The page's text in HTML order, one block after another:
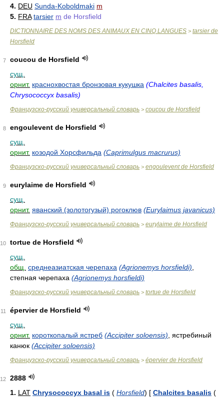
4. DEU Sunda-Koboldmaki m
5. FRA tarsier m de Horsfield
DICTIONNAIRE DES NOMS DES ANIMAUX EN CINQ LANGUES > tarsier de
Horsfield
7
coucou de Horsfield
сущ.
орнит. краснохвостая бронзовая кукушка (Chalcites basalis,
Chrysococcyx basalis)
Французско-русский универсальный словарь > coucou de Horsfield
8
engoulevent de Horsfield
сущ.
орнит. козодой Хорсфильда (Caprimulgus macrurus)
Французско-русский универсальный словарь > engoulevent de Horsfield
9
eurylaime de Horsfield
сущ.
орнит. яванский (золотогузый) рогоклюв (Eurylaimus javanicus)
Французско-русский универсальный словарь > eurylaime de Horsfield
10
tortue de Horsfield
сущ.
общ. среднеазиатская черепаха (Agrionemys horsfieldi)
степная черепаха (Agrionemys horsfieldi)
Французско-русский универсальный словарь > tortue de Horsfield
11
épervier de Horsfield
сущ.
орнит. короткопалый ястреб (Accipiter soloensis) , ястребиный
канюк (Accipiter soloensis)
Французско-русский универсальный словарь > épervier de Horsfield
12
2888
1. LAT Chrysococcyx basal is ( Horsfield) [ Chalcites basalis (